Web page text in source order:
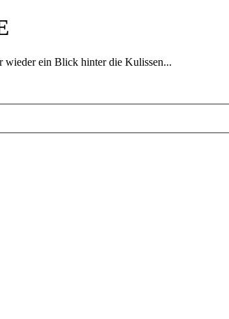
ein Blick hinter die Kulissen...